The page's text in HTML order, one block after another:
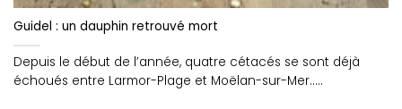
Guidel : un dauphin retrouvé mort
Depuis le début de l’année, quatre cétacés se sont déjà
échoués entre Larmor-Plage et Moëlan-sur-Mer.....